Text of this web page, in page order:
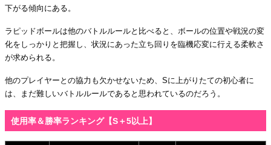
下がる傾向にある。
ラピッドボールは他のバトルルールと比べると、ボールの位置や戦況の変
化をしっかりと把握し、状況にあった立ち回りを臨機応変に行える柔軟さ
が求められる。
他のプレイヤーとの協力も欠かせないため、Sに上がりたての初心者に
は、まだ難しいバトルルールであると思われているのだろう。
使用率＆勝率ランキング【S＋5以上】